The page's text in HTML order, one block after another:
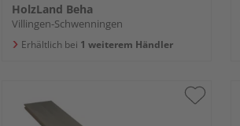
HolzLand Beha
Villingen-Schwenningen
Erhältlich bei 1 weiterem Händler